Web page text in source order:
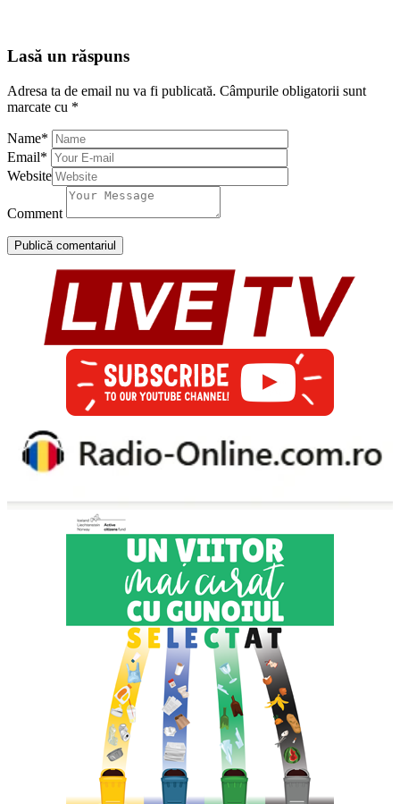
Lasă un răspuns
Adresa ta de email nu va fi publicată. Câmpurile obligatorii sunt
marcate cu *
Name*
Email*
Website
Comment